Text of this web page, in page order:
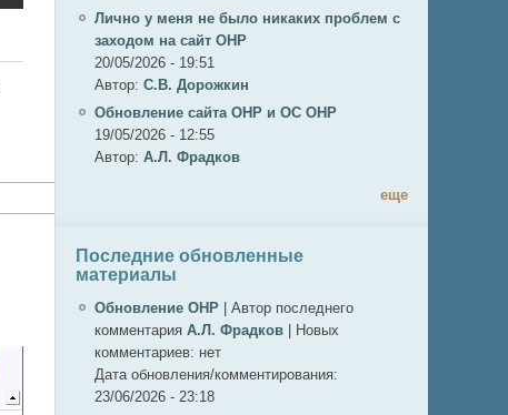
Лично у меня не было никаких проблем с
заходом на сайт ОНР
20/05/2026 - 19:51
Автор: С.В. Дорожкин
Обновление сайта ОНР и ОС ОНР
19/05/2026 - 12:55
Автор: А.Л. Фрадков
еще
Последние обновленные
материалы
Обновление ОНР
Автор последнего
комментария А.Л. Фрадков
Новых
комментариев: нет
Дата обновления/комментирования:
23/06/2026 - 23:18